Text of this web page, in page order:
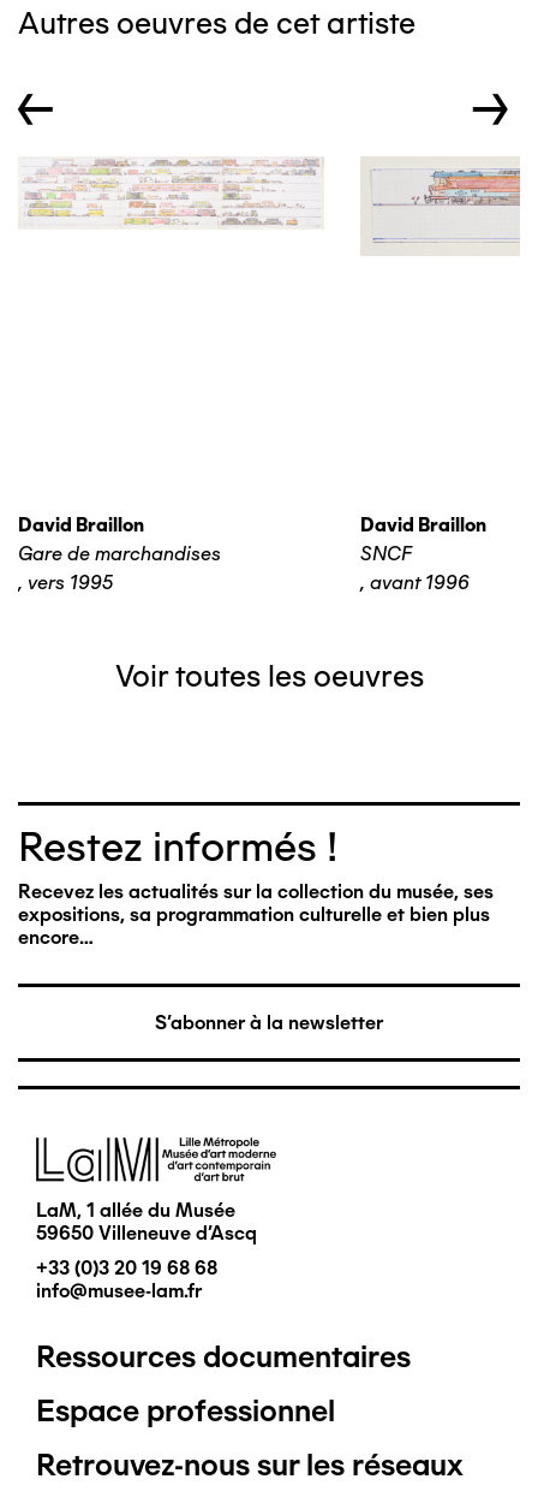
Autres oeuvres de cet artiste
← →
David Braillon
Gare de marchandises
, vers 1995
David Braillon
SNCF
, avant 1996
Voir toutes les oeuvres
Restez informés !
Recevez les actualités sur la collection du musée, ses
expositions, sa programmation culturelle et bien plus
encore…
S'abonner à la newsletter
Image
LaM, 1 allée du Musée
59650 Villeneuve d'Ascq
+33 (0)3 20 19 68 68
info@musee-lam.fr
Pied
de
Ressources documentaires
Espace professionnel
Retrouvez-nous sur les réseaux